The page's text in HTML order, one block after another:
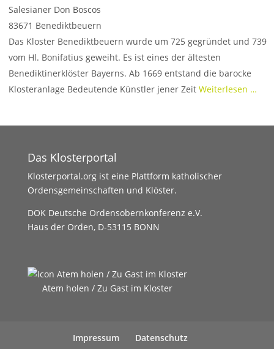
Salesianer Don Boscos
83671 Benediktbeuern
Das Kloster Benediktbeuern wurde um 725 gegründet und 739
vom Hl. Bonifatius geweiht. Es ist eines der ältesten
Benediktinerklöster Bayerns. Ab 1669 entstand die barocke
Klosteranlage Bedeutende Künstler jener Zeit Weiterlesen …
Das Klosterportal
Klosterportal.org ist eine Plattform katholischer
Ordensgemeinschaften und Klöster.
DOK Deutsche Ordensobernkonferenz e.V.
Haus der Orden, D-53115 BONN
Atem holen / Zu Gast im Kloster
Impressum Datenschutz